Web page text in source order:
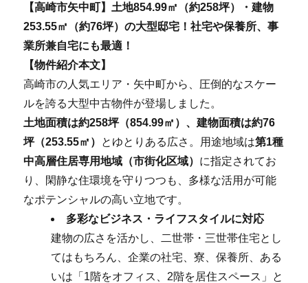
【高崎市矢中町】土地854.99㎡（約258坪）・建物
253.55㎡（約76坪）の大型邸宅！社宅や保養所、事
業所兼自宅にも最適！
【物件紹介本文】
高崎市の人気エリア・矢中町から、圧倒的なスケー
ルを誇る大型中古物件が登場しました。
土地面積は約258坪（854.99㎡）、建物面積は約76
坪（253.55㎡） とゆとりある広さ。用途地域は第1種
中高層住居専用地域（市街化区域） に指定されてお
り、閑静な住環境を守りつつも、多様な活用が可能
なポテンシャルの高い立地です。
多彩なビジネス・ライフスタイルに対応
建物の広さを活かし、二世帯・三世帯住宅とし
てはもちろん、企業の社宅、寮、保養所、ある
いは「1階をオフィス、2階を居住スペース」と